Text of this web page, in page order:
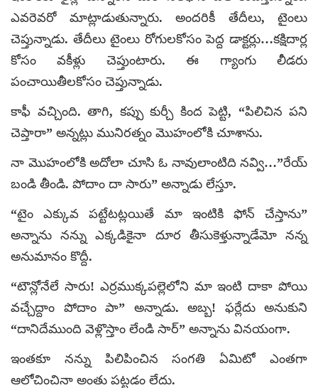
ఎవరెవరో మాట్లాడుతున్నారు. అందరికీ తేదీలు, టైంలు
చెప్తున్నాడు. తేదీలు టైంలు రోగులకోసం పెద్ద డాక్టర్లు…కక్షిదార్ల
కోసం వకీళ్లు చెప్తుంటారు. ఈ గ్యాంగు లీడరు
పంచాయితీలకోసం చెప్తున్నాడు.
కాఫీ వచ్చింది. తాగి, కప్పు కుర్చీ కింద పెట్టి, “పిలిచిన పని
చెప్తారా” అన్నట్లు మునిరత్నం మొహంలోకి చూశాను.
నా మొహంలోకి అదోలా చూసి ఓ నావులాంటిది నవ్వి…”రేయ్
బండి తీండి. పోదాం దా సారు” అన్నాడు లేస్తూ.
“టైం ఎక్కువ పట్టేటట్లయితే మా ఇంటికి ఫోన్ చేస్తాను”
అన్నాను నన్ను ఎక్కడికైనా దూర తీసుకెళ్తున్నాడేమో నన్న
అనుమానం కొద్దీ.
“టౌన్లోనేలే సారు! ఎర్రముక్కపల్లెలోని మా ఇంటి దాకా పోయి
వచ్చేద్దాం పోదాం పా” అన్నాడు. అబ్బ! ఫర్లేదు అనుకుని
“దానిదేముంది వెళ్లొస్తాం లేండి సార్” అన్నాను వినయంగా.
ఇంతకూ నన్ను పిలిపించిన సంగతి ఏమిటో ఎంతగా
ఆలోచించినా అంతు పట్టడం లేదు.